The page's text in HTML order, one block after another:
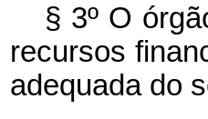
§ 3º O
recursos
adequada do